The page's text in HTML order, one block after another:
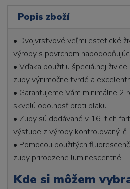
Popis zboží
• Dvojvrstvové veľmi estetické
výroby s povrchom
• Vďaka použitiu špeciálnej
zuby výnimočne tvrdé a
• Garantujeme Vám minimálne 2
skvelú odolnosť proti plaku.
• Zuby sú dodávané v 16-tich
výstupe z výroby kontrolovaný, či
• Pomocou použitých
zuby prirodzene luminescentné.
Kde si môžem